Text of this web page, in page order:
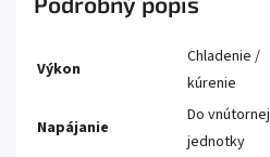
Výkon
Chladenie /
kúrenie
Napájanie
Do vnútornej
jednotky